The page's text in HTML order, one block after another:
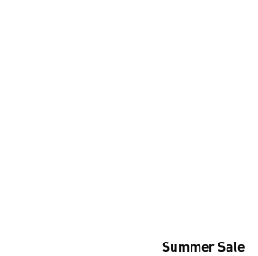
Summer Sale